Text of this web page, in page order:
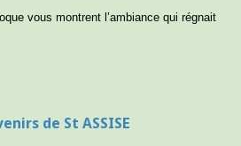
vous montrent l’ambiance qui régnait